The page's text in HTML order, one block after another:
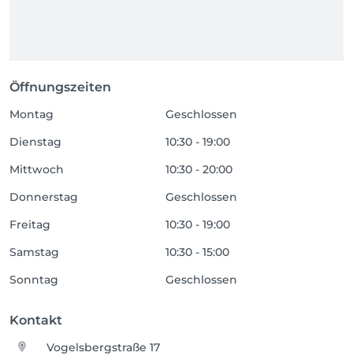
Öffnungszeiten
Montag
Geschlossen
Dienstag
10:30 - 19:00
Mittwoch
10:30 - 20:00
Donnerstag
Geschlossen
Freitag
10:30 - 19:00
Samstag
10:30 - 15:00
Sonntag
Geschlossen
Kontakt
Vogelsbergstraße 17